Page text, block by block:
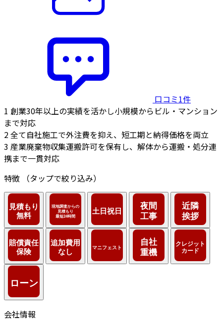
口コミ1件
1 創業30年以上の実績を活かし小規模からビル・マンション
まで対応
2全て自社施工で外注費を抑え、短工期と納得価格を両立
3 産業廃棄物収集運搬許可を保有し、解体から運搬・処分連
携まで一貫対応
特徴
（タップで絞り込み）
会社情報